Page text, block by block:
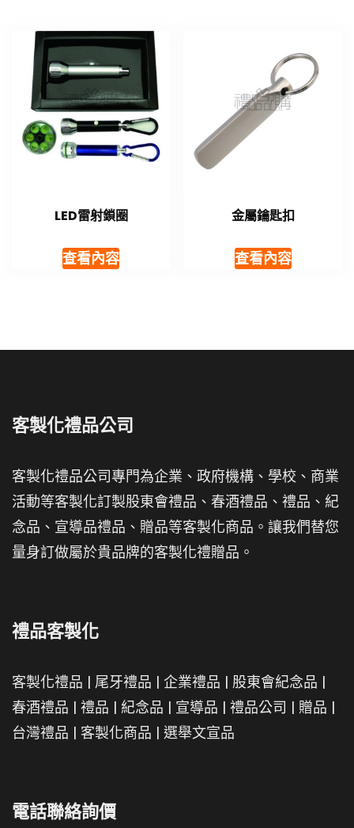
LED雷射鎖圈
查看內容
金屬鑰匙扣
查看內容
客製化禮品公司
客製化禮品公司專門為企業、政府機構、學校、商業
活動等客製化訂製股東會禮品、春酒禮品、禮品、紀
念品、宣導品禮品、贈品等客製化商品。讓我們替您
量身訂做屬於貴品牌的客製化禮贈品。
禮品客製化
客製化禮品 | 尾牙禮品 | 企業禮品 | 股東會紀念品 |
春酒禮品 | 禮品 | 紀念品 | 宣導品 | 禮品公司 | 贈品 |
台灣禮品 | 客製化商品 | 選舉文宣品
電話聯絡詢價